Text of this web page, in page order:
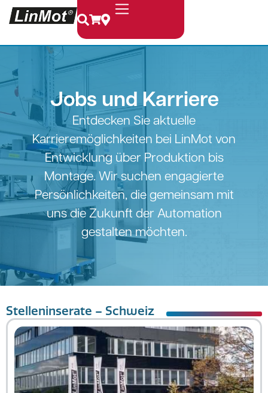
Jobs und Karriere
Entdecken Sie aktuelle
Karrieremöglichkeiten bei LinMot von
Entwicklung über Produktion bis
Montage. Wir suchen engagierte
Persönlichkeiten, die gemeinsam mit
uns die Zukunft der Automation
gestalten möchten.
Stelleninserate – Schweiz